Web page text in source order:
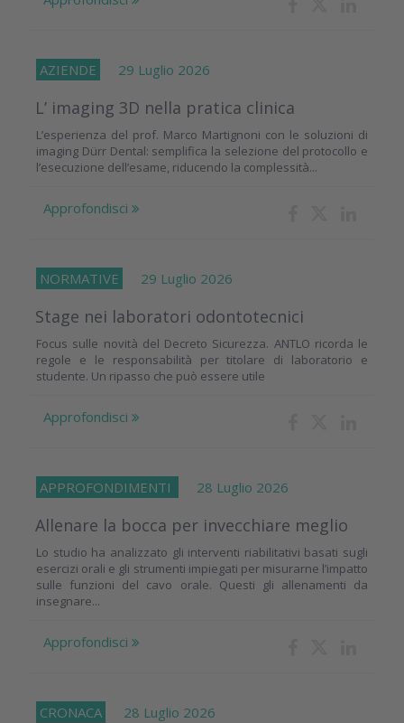
AZIENDE 29 Luglio 2026
L’ imaging 3D nella pratica clinica
L’esperienza del prof. Marco Martignoni con le soluzioni di
imaging Dürr Dental: semplifica la selezione del protocollo e
l’esecuzione dell’esame, riducendo la complessità...
Approfondisci
NORMATIVE 29 Luglio 2026
Stage nei laboratori odontotecnici
Focus sulle novità del Decreto Sicurezza. ANTLO ricorda le
regole e le responsabilità per titolare di laboratorio e
studente. Un ripasso che può essere utile
Approfondisci
APPROFONDIMENTI 28 Luglio 2026
Allenare la bocca per invecchiare meglio
Lo studio ha analizzato gli interventi riabilitativi basati sugli
esercizi orali e gli strumenti impiegati per misurarne l’impatto
sulle funzioni del cavo orale. Questi gli allenamenti da
insegnare...
Approfondisci
CRONACA 28 Luglio 2026